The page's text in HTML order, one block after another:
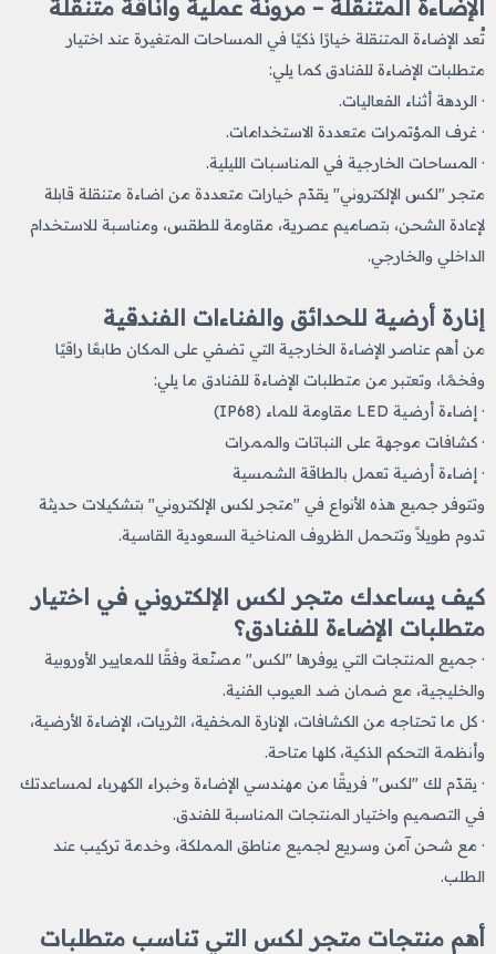
الإضاءة المتنقلة – مرونة عملية وأناقة متنقلة
تُعد الإضاءة المتنقلة خيارًا ذكيًا في المساحات المتغيرة عند اختيار
متطلبات الإضاءة للفنادق كما يلي:
· الردهة أثناء الفعاليات.
· غرف المؤتمرات متعددة الاستخدامات.
· المساحات الخارجية في المناسبات الليلية.
متجر "لكس الإلكتروني" يقدّم خيارات متعددة من اضاءة متنقلة قابلة
لإعادة الشحن، بتصاميم عصرية، مقاومة للطقس، ومناسبة للاستخدام
الداخلي والخارجي.
إنارة أرضية للحدائق والفناءات الفندقية
من أهم عناصر الإضاءة الخارجية التي تضفي على المكان طابعًا راقيًا
وفخمًا، وتعتبر من متطلبات الإضاءة للفنادق ما يلي:
· إضاءة أرضية LED مقاومة للماء (IP68)
· كشافات موجهة على النباتات والممرات
· إضاءة أرضية تعمل بالطاقة الشمسية
وتتوفر جميع هذه الأنواع في "متجر لكس الإلكتروني" بتشكيلات حديثة
تدوم طويلاً وتتحمل الظروف المناخية السعودية القاسية.
كيف يساعدك متجر لكس الإلكتروني في اختيار
متطلبات الإضاءة للفنادق؟
· جميع المنتجات التي يوفرها "لكس" مصنّعة وفقًا للمعايير الأوروبية
والخليجية، مع ضمان ضد العيوب الفنية.
· كل ما تحتاجه من الكشافات، الإنارة المخفية، الثريات، الإضاءة الأرضية،
وأنظمة التحكم الذكية، كلها متاحة.
· يقدّم لك "لكس" فريقًا من مهندسي الإضاءة وخبراء الكهرباء لمساعدتك
في التصميم واختيار المنتجات المناسبة للفندق.
· مع شحن آمن وسريع لجميع مناطق المملكة، وخدمة تركيب عند
الطلب.
أهم منتجات متجر لكس التي تناسب متطلبات